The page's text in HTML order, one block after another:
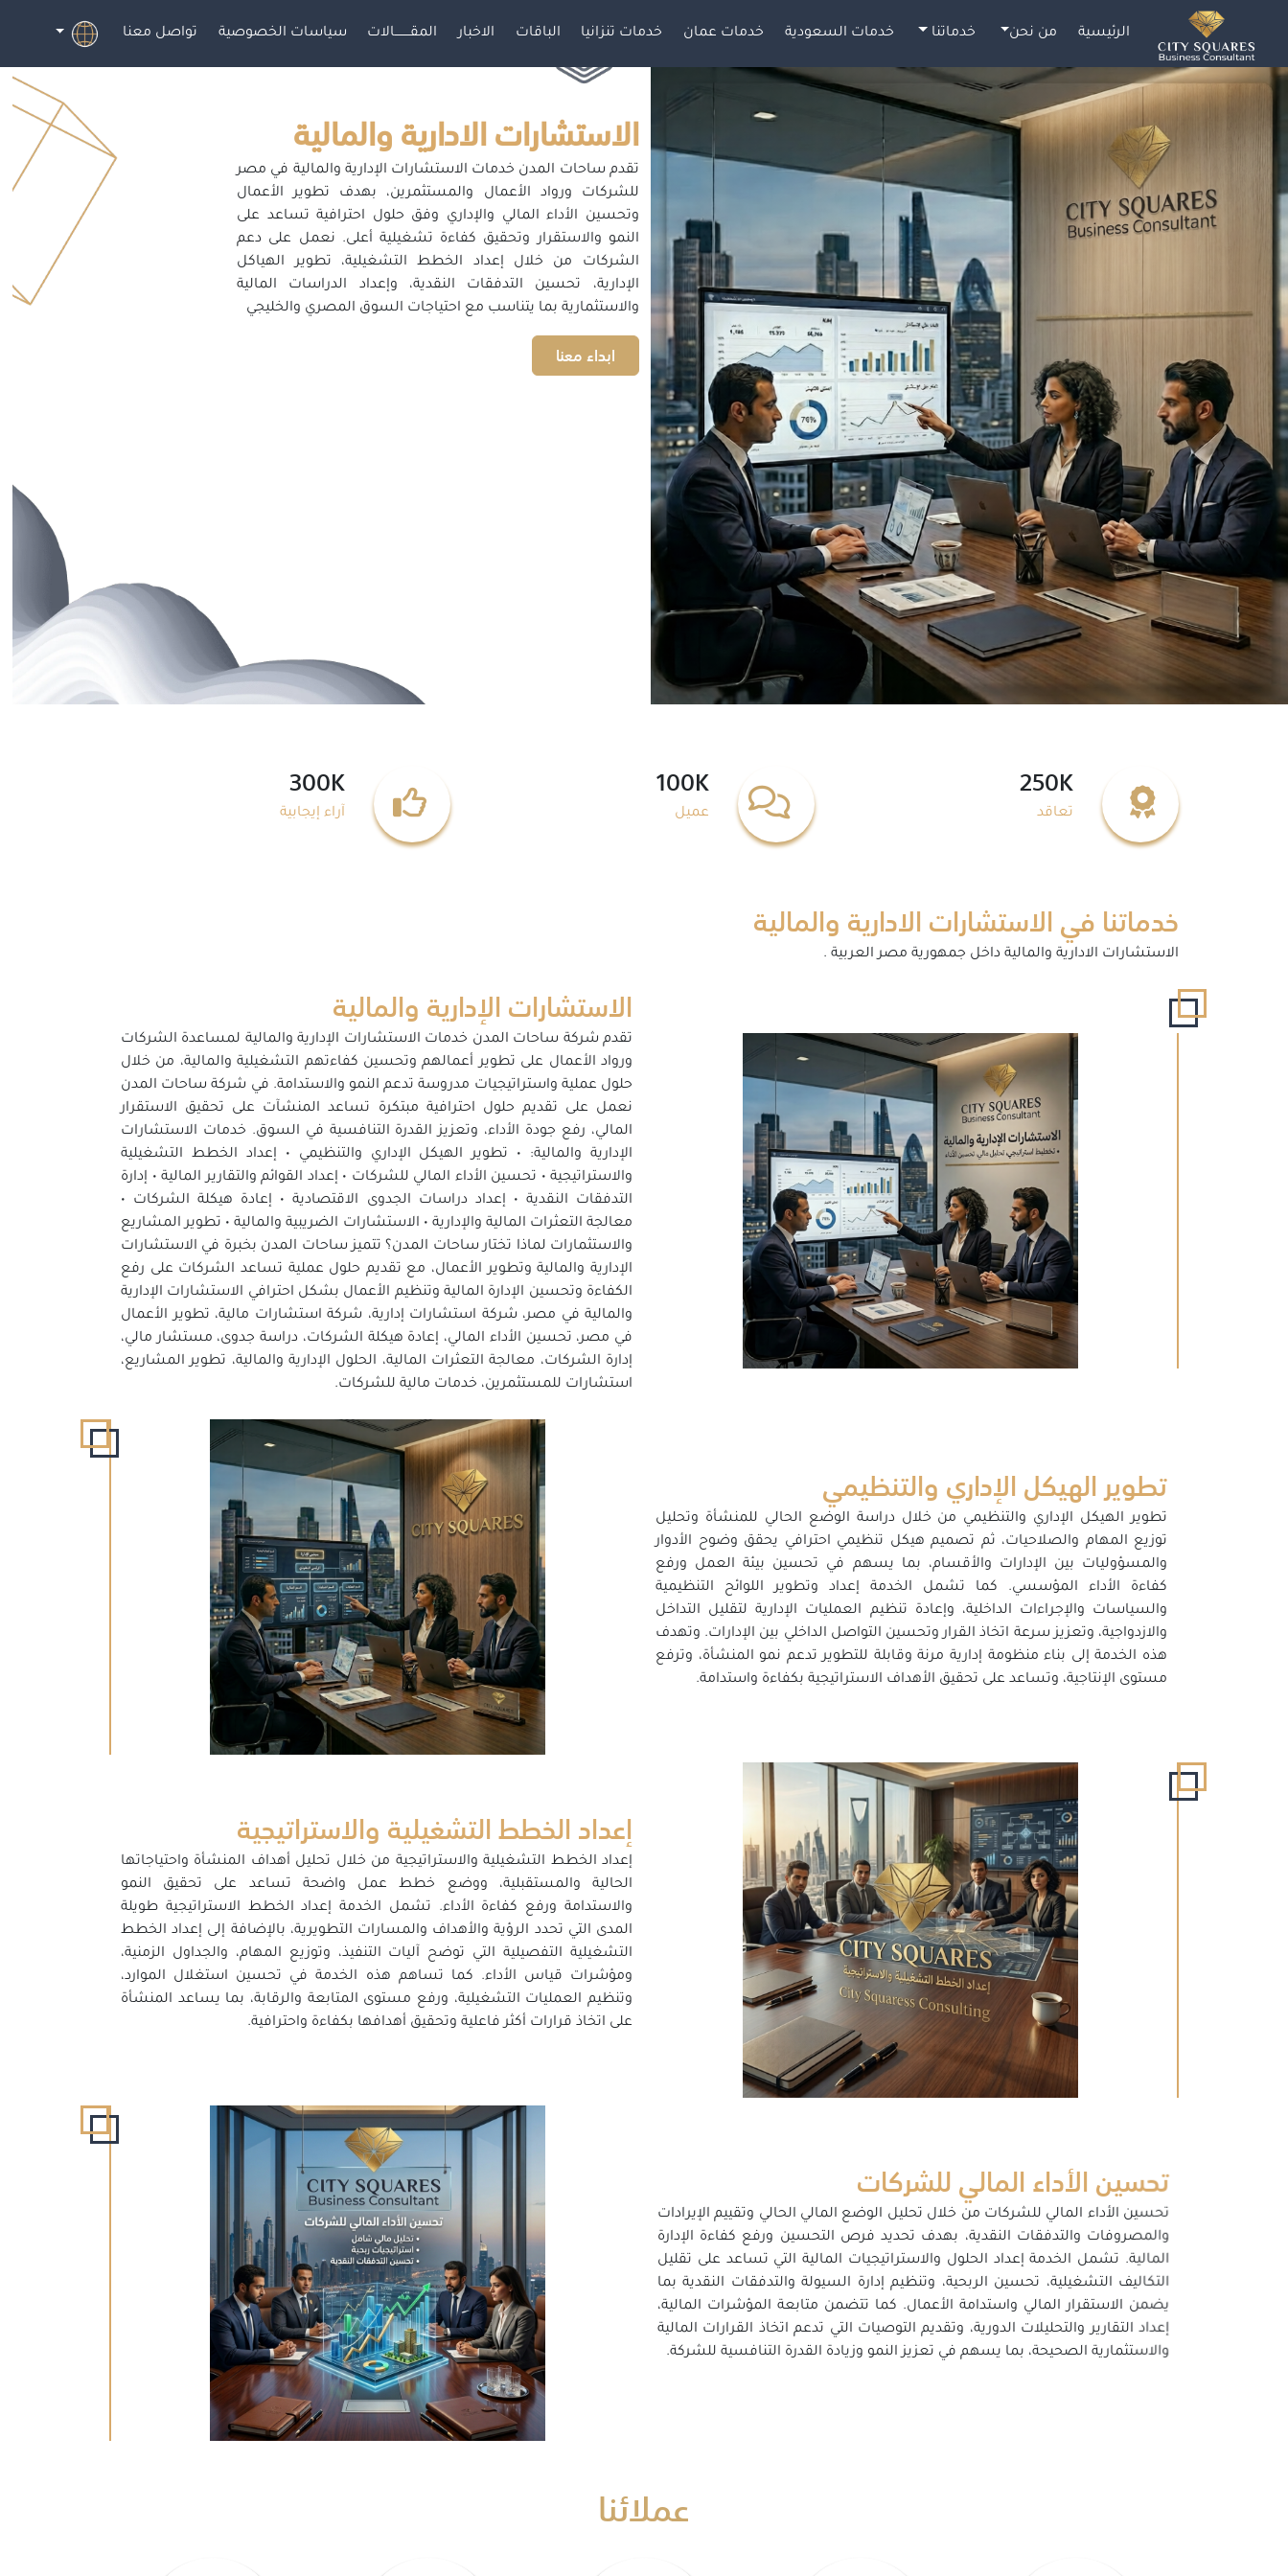
الرئيسية من نحن خدماتنا خدمات السعودية خدمات عمان خدمات تنزانيا الباقات الاخبار المقــــــــالات سياسات الخصوصية تواصل معنا
الاستشارات الادارية والمالية
تقدم ساحات المدن خدمات الاستشارات الإدارية والمالية في مصر
للشركات ورواد الأعمال والمستثمرين، بهدف تطوير الأعمال
وتحسين الأداء المالي والإداري وفق حلول احترافية تساعد على
النمو والاستقرار وتحقيق كفاءة تشغيلية أعلى. نعمل على دعم
الشركات من خلال إعداد الخطط التشغيلية، تطوير الهياكل
الإدارية، تحسين التدفقات النقدية، وإعداد الدراسات المالية
والاستثمارية بما يتناسب مع احتياجات السوق المصري والخليجي
ابداء معنا
250K
تعاقد
100K
عميل
300K
آراء إيجابية
خدماتنا في الاستشارات الادارية والمالية
الاستشارات الادارية والمالية داخل جمهورية مصر العربية .
الاستشارات الإدارية والمالية
تقدم شركة ساحات المدن خدمات الاستشارات الإدارية والمالية لمساعدة الشركات
ورواد الأعمال على تطوير أعمالهم وتحسين كفاءتهم التشغيلية والمالية، من خلال
حلول عملية واستراتيجيات مدروسة تدعم النمو والاستدامة. في شركة ساحات المدن
نعمل على تقديم حلول احترافية مبتكرة تساعد المنشآت على تحقيق الاستقرار
المالي، رفع جودة الأداء، وتعزيز القدرة التنافسية في السوق. خدمات الاستشارات
الإدارية والمالية: • تطوير الهيكل الإداري والتنظيمي • إعداد الخطط التشغيلية
والاستراتيجية • تحسين الأداء المالي للشركات • إعداد القوائم والتقارير المالية • إدارة
التدفقات النقدية • إعداد دراسات الجدوى الاقتصادية • إعادة هيكلة الشركات •
معالجة التعثرات المالية والإدارية • الاستشارات الضريبية والمالية • تطوير المشاريع
والاستثمارات لماذا تختار ساحات المدن؟ تتميز ساحات المدن بخبرة في الاستشارات
الإدارية والمالية وتطوير الأعمال، مع تقديم حلول عملية تساعد الشركات على رفع
الكفاءة وتحسين الإدارة المالية وتنظيم الأعمال بشكل احترافي الاستشارات الإدارية
والمالية في مصر، شركة استشارات إدارية، شركة استشارات مالية، تطوير الأعمال
في مصر، تحسين الأداء المالي، إعادة هيكلة الشركات، دراسة جدوى، مستشار مالي،
إدارة الشركات، معالجة التعثرات المالية، الحلول الإدارية والمالية، تطوير المشاريع،
استشارات للمستثمرين، خدمات مالية للشركات.
تطوير الهيكل الإداري والتنظيمي
تطوير الهيكل الإداري والتنظيمي من خلال دراسة الوضع الحالي للمنشأة وتحليل
توزيع المهام والصلاحيات، ثم تصميم هيكل تنظيمي احترافي يحقق وضوح الأدوار
والمسؤوليات بين الإدارات والأقسام، بما يسهم في تحسين بيئة العمل ورفع
كفاءة الأداء المؤسسي. كما تشمل الخدمة إعداد وتطوير اللوائح التنظيمية
والسياسات والإجراءات الداخلية، وإعادة تنظيم العمليات الإدارية لتقليل التداخل
والازدواجية، وتعزيز سرعة اتخاذ القرار وتحسين التواصل الداخلي بين الإدارات. وتهدف
هذه الخدمة إلى بناء منظومة إدارية مرنة وقابلة للتطوير تدعم نمو المنشأة، وترفع
مستوى الإنتاجية، وتساعد على تحقيق الأهداف الاستراتيجية بكفاءة واستدامة.
إعداد الخطط التشغيلية والاستراتيجية
إعداد الخطط التشغيلية والاستراتيجية من خلال تحليل أهداف المنشأة واحتياجاتها
الحالية والمستقبلية، ووضع خطط عمل واضحة تساعد على تحقيق النمو
والاستدامة ورفع كفاءة الأداء. تشمل الخدمة إعداد الخطط الاستراتيجية طويلة
المدى التي تحدد الرؤية والأهداف والمسارات التطويرية، بالإضافة إلى إعداد الخطط
التشغيلية التفصيلية التي توضح آليات التنفيذ، وتوزيع المهام، والجداول الزمنية،
ومؤشرات قياس الأداء. كما تساهم هذه الخدمة في تحسين استغلال الموارد،
وتنظيم العمليات التشغيلية، ورفع مستوى المتابعة والرقابة، بما يساعد المنشأة
على اتخاذ قرارات أكثر فاعلية وتحقيق أهدافها بكفاءة واحترافية.
تحسين الأداء المالي للشركات
تحسين الأداء المالي للشركات من خلال تحليل الوضع المالي الحالي وتقييم الإيرادات
والمصروفات والتدفقات النقدية، بهدف تحديد فرص التحسين ورفع كفاءة الإدارة
المالية. تشمل الخدمة إعداد الحلول والاستراتيجيات المالية التي تساعد على تقليل
التكاليف التشغيلية، تحسين الربحية، وتنظيم إدارة السيولة والتدفقات النقدية بما
يضمن الاستقرار المالي واستدامة الأعمال. كما تتضمن متابعة المؤشرات المالية،
إعداد التقارير والتحليلات الدورية، وتقديم التوصيات التي تدعم اتخاذ القرارات المالية
والاستثمارية الصحيحة، بما يسهم في تعزيز النمو وزيادة القدرة التنافسية للشركة.
عملائنا